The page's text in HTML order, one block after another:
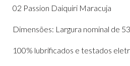
02 Passion Daiquiri Maracuja
Dimensões: Largura nominal de
100% lubrificados e testados